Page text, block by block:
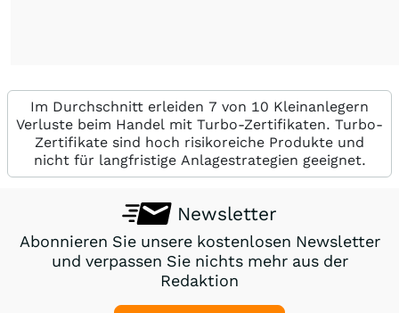
Im Durchschnitt erleiden 7 von 10 Kleinanlegern
Verluste beim Handel mit Turbo-Zertifikaten. Turbo-
Zertifikate sind hoch risikoreiche Produkte und
nicht für langfristige Anlagestrategien geeignet.
Newsletter
Abonnieren Sie unsere kostenlosen Newsletter
und verpassen Sie nichts mehr aus der
Redaktion